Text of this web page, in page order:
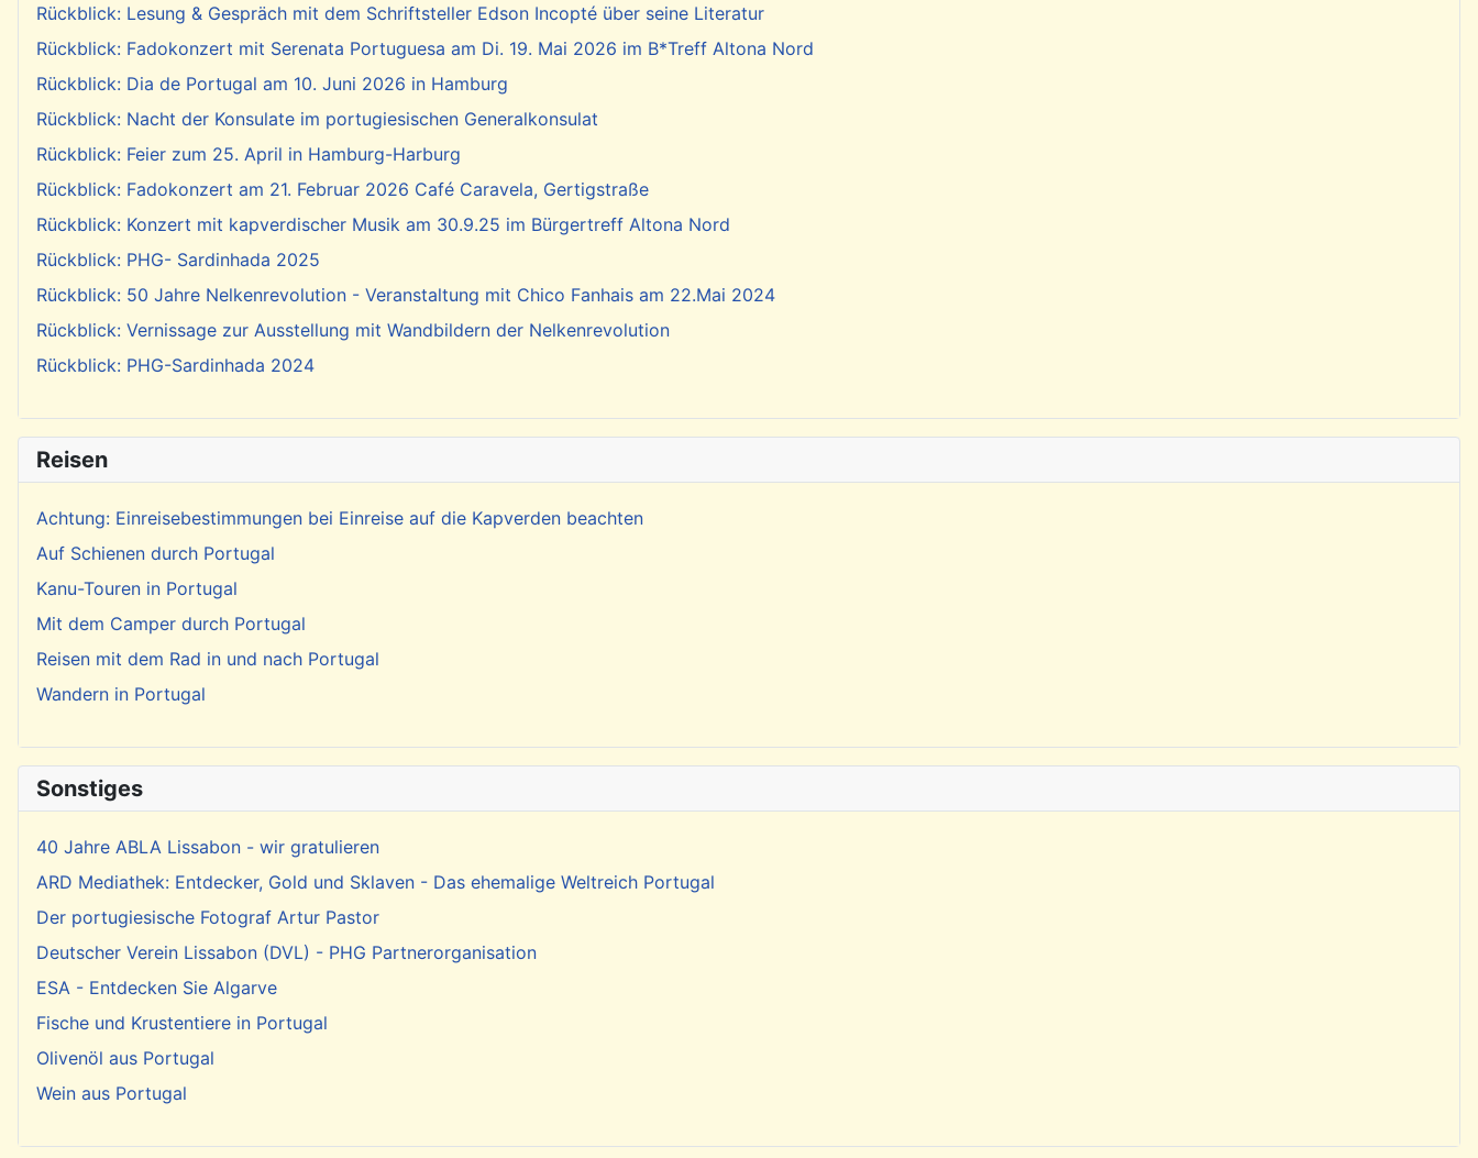
Rückblick: Lesung & Gespräch mit dem Schriftsteller Edson Incopté über seine Literatur
Rückblick: Fadokonzert mit Serenata Portuguesa am Di. 19. Mai 2026 im B*Treff Altona Nord
Rückblick: Dia de Portugal am 10. Juni 2026 in Hamburg
Rückblick: Nacht der Konsulate im portugiesischen Generalkonsulat
Rückblick: Feier zum 25. April in Hamburg-Harburg
Rückblick: Fadokonzert am 21. Februar 2026 Café Caravela, Gertigstraße
Rückblick: Konzert mit kapverdischer Musik am 30.9.25 im Bürgertreff Altona Nord
Rückblick: PHG- Sardinhada 2025
Rückblick: 50 Jahre Nelkenrevolution - Veranstaltung mit Chico Fanhais am 22.Mai 2024
Rückblick: Vernissage zur Ausstellung mit Wandbildern der Nelkenrevolution
Rückblick: PHG-Sardinhada 2024
Reisen
Achtung: Einreisebestimmungen bei Einreise auf die Kapverden beachten
Auf Schienen durch Portugal
Kanu-Touren in Portugal
Mit dem Camper durch Portugal
Reisen mit dem Rad in und nach Portugal
Wandern in Portugal
Sonstiges
40 Jahre ABLA Lissabon - wir gratulieren
ARD Mediathek: Entdecker, Gold und Sklaven - Das ehemalige Weltreich Portugal
Der portugiesische Fotograf Artur Pastor
Deutscher Verein Lissabon (DVL) - PHG Partnerorganisation
ESA - Entdecken Sie Algarve
Fische und Krustentiere in Portugal
Olivenöl aus Portugal
Wein aus Portugal